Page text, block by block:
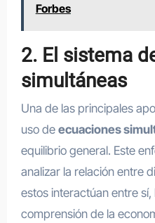
Forbes
2. El sistema
simultáneas
Una de las principales
uso de ecuaciones
equilibrio general. Este
analizar la relación entre
estos interactúan entre
comprensión de la